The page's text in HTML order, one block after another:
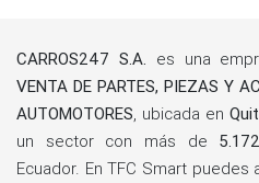
CARROS247 S.A. es una
VENTA DE PARTES, PIEZAS Y
AUTOMOTORES, ubicada en
un sector con más de 5.172
Ecuador. En TFC Smart